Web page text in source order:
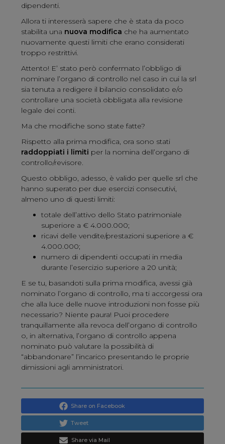
dipendenti.
Allora ti interesserà sapere che è stata da poco
stabilita una nuova modifica che ha aumentato
nuovamente questi limiti che erano considerati
troppo restrittivi.
Attento! E’ stato però confermato l’obbligo di
nominare l’organo di controllo nel caso in cui la srl
sia tenuta a redigere il bilancio consolidato e/o
controllare una società obbligata alla revisione
legale dei conti.
Ma che modifiche sono state fatte?
Rispetto alla prima modifica, ora sono stati
raddoppiati i limiti per la nomina dell’organo di
controllo/revisore.
Questo obbligo, adesso, è valido per quelle srl che
hanno superato per due esercizi consecutivi,
almeno uno di questi limiti:
totale dell’attivo dello Stato patrimoniale
superiore a € 4.000.000;
ricavi delle vendite/prestazioni superiore a €
4.000.000;
numero di dipendenti occupati in media
durante l’esercizio superiore a 20 unità;
E se tu, basandoti sulla prima modifica, avessi già
nominato l’organo di controllo, ma ti accorgessi ora
che alla luce delle nuove introduzioni non fosse più
necessario? Niente paura! Puoi procedere
tranquillamente alla revoca dell’organo di controllo
o, in alternativa, l’organo di controllo appena
nominato può valutare la possibilità di
“abbandonare” l’incarico presentando le proprie
dimissioni agli amministratori.
Share
Tweet
Share